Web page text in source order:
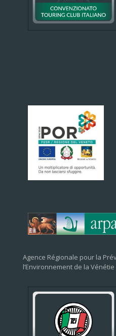
Agence Régionale pour la
l’Environnement de la Vénétie